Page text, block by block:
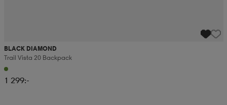
BLACK DIAMOND
Trail Vista 20 Backpack
1 299:-